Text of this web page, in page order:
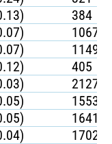
384
1067
1149
405
2127
1553
1641
1702